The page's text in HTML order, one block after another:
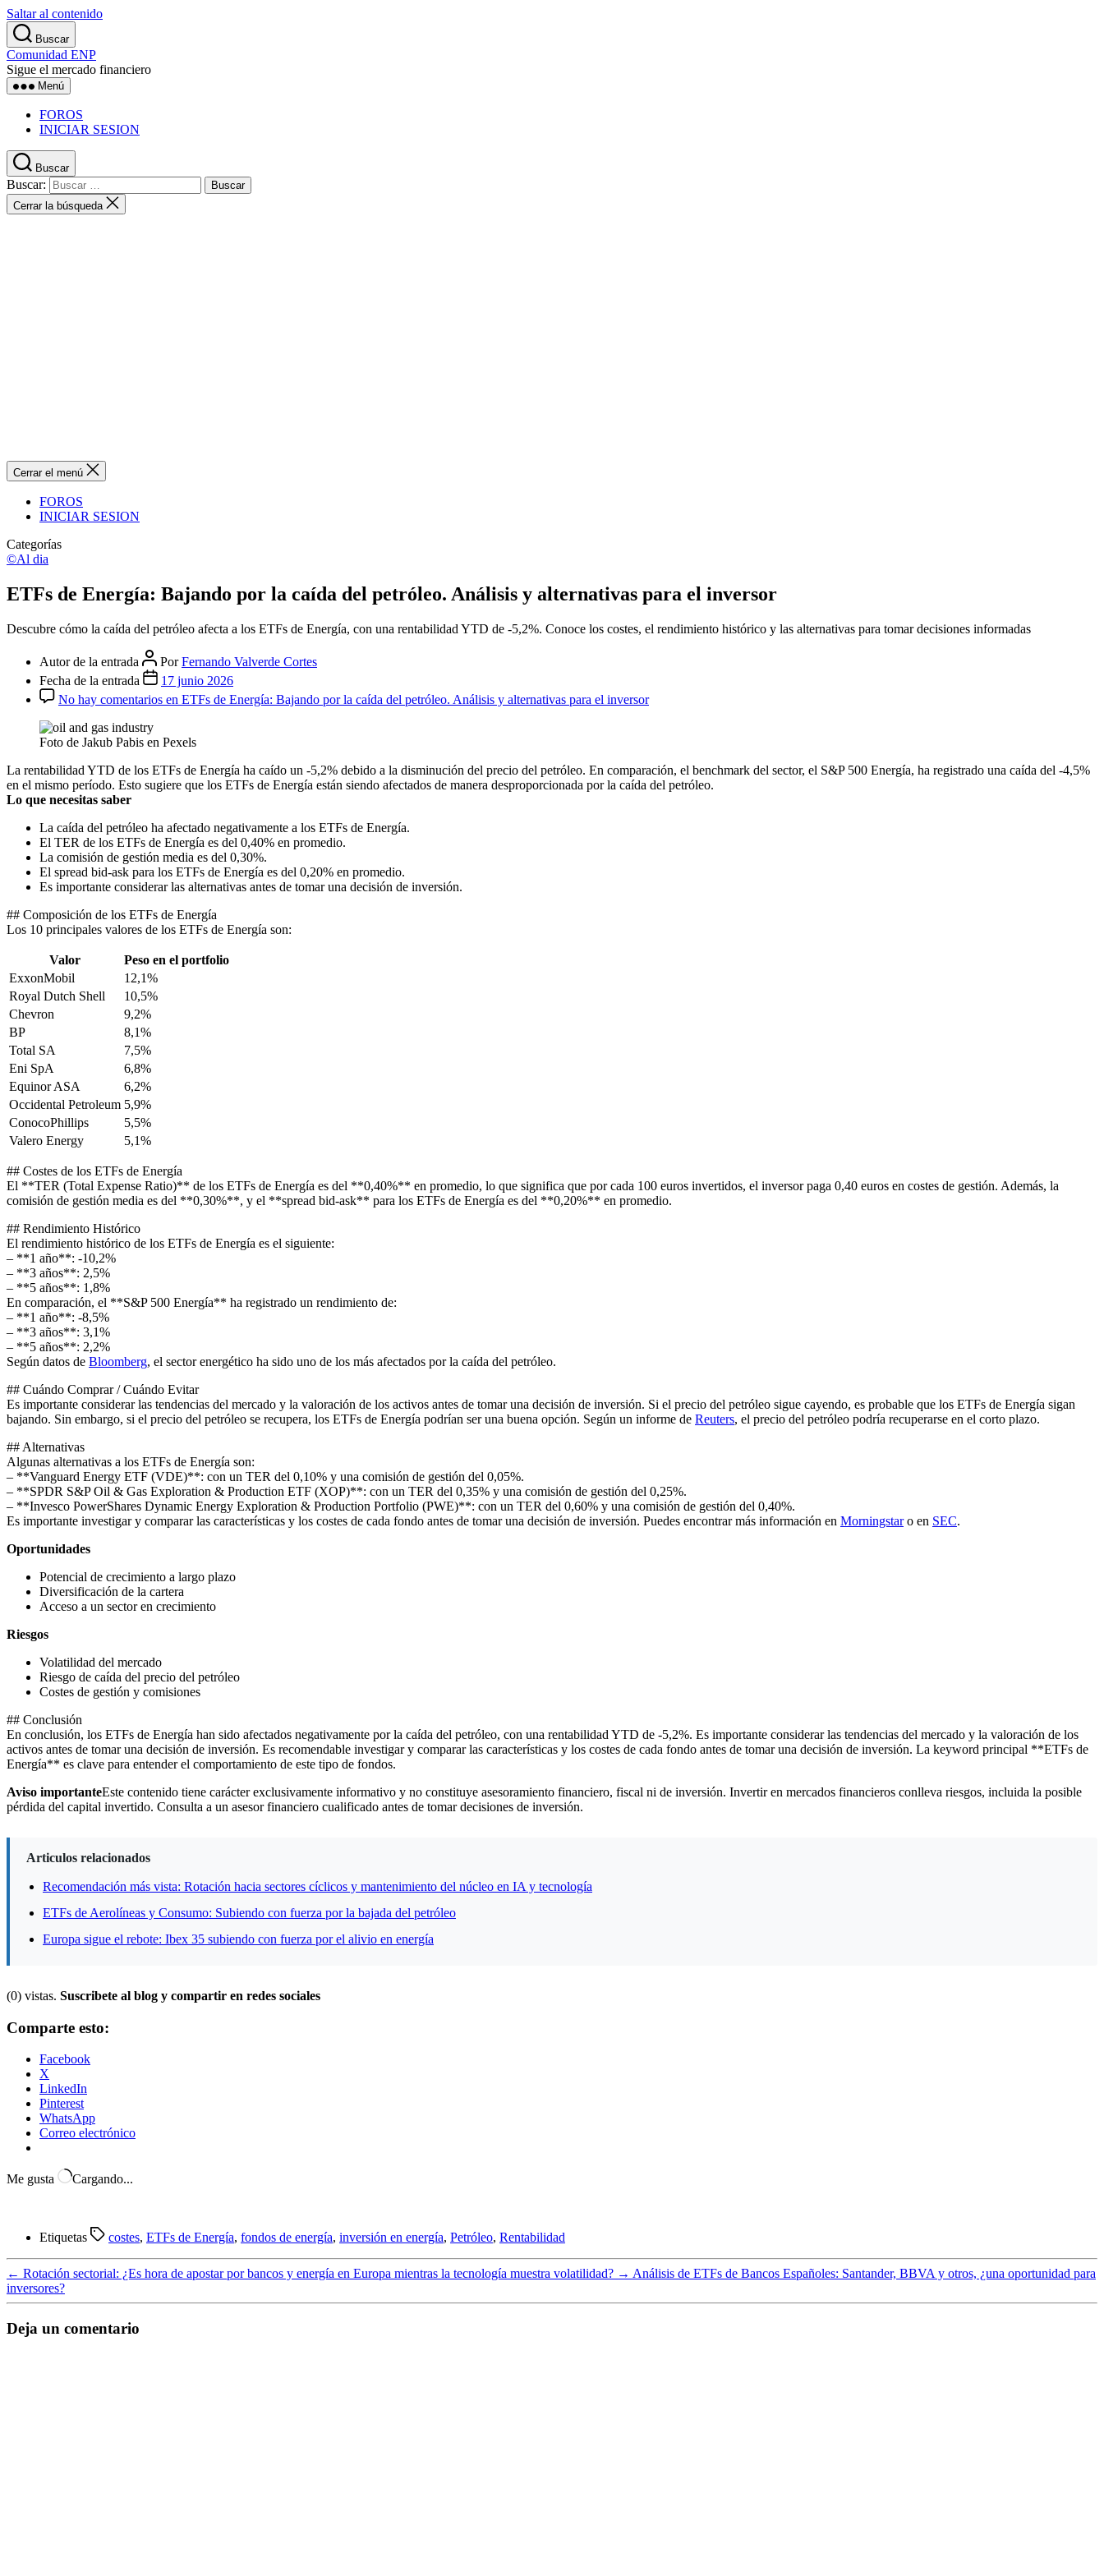
Saltar al contenido
Buscar
Comunidad ENP
Sigue el mercado financiero
Menú
FOROS
INICIAR SESION
Buscar
Buscar:
Cerrar la búsqueda
Cerrar el menú
FOROS
INICIAR SESION
Categorías
©Al dia
ETFs de Energía: Bajando por la caída del petróleo. Análisis y alternativas para el inversor
Descubre cómo la caída del petróleo afecta a los ETFs de Energía, con una rentabilidad YTD de -5,2%. Conoce los costes, el rendimiento histórico y las alternativas para tomar decisiones informadas
Autor de la entrada PorFernando Valverde Cortes
Fecha de la entrada
17 junio 2026
No hay comentarios en ETFs de Energía: Bajando por la caída del petróleo. Análisis y alternativas para el inversor
Foto de Jakub Pabis en Pexels
La rentabilidad YTD de los ETFs de Energía ha caído un -5,2% debido a la disminución del precio del petróleo. En comparación, el benchmark del sector, el S&P 500 Energía, ha registrado una caída del -4,5%
en el mismo período. Esto sugiere que los ETFs de Energía están siendo afectados de manera desproporcionada por la caída del petróleo.
Lo que necesitas saber
La caída del petróleo ha afectado negativamente a los ETFs de Energía.
El TER de los ETFs de Energía es del 0,40% en promedio.
La comisión de gestión media es del 0,30%.
El spread bid-ask para los ETFs de Energía es del 0,20% en promedio.
Es importante considerar las alternativas antes de tomar una decisión de inversión.
## Composición de los ETFs de Energía
Los 10 principales valores de los ETFs de Energía son:
Valor
Peso en el portfolio
ExxonMobil
12,1%
Royal Dutch Shell
10,5%
Chevron
9,2%
BP
8,1%
Total SA
7,5%
Eni SpA
6,8%
Equinor ASA
6,2%
Occidental Petroleum 5,9%
ConocoPhillips
5,5%
Valero Energy
5,1%
## Costes de los ETFs de Energía
El **TER (Total Expense Ratio)** de los ETFs de Energía es del **0,40%** en promedio, lo que significa que por cada 100 euros invertidos, el inversor paga 0,40 euros en costes de gestión. Además, la
comisión de gestión media es del **0,30%**, y el **spread bid-ask** para los ETFs de Energía es del **0,20%** en promedio.
## Rendimiento Histórico
El rendimiento histórico de los ETFs de Energía es el siguiente:
– **1 año**: -10,2%
– **3 años**: 2,5%
– **5 años**: 1,8%
En comparación, el **S&P 500 Energía** ha registrado un rendimiento de:
– **1 año**: -8,5%
– **3 años**: 3,1%
– **5 años**: 2,2%
Según datos de Bloomberg, el sector energético ha sido uno de los más afectados por la caída del petróleo.
## Cuándo Comprar / Cuándo Evitar
Es importante considerar las tendencias del mercado y la valoración de los activos antes de tomar una decisión de inversión. Si el precio del petróleo sigue cayendo, es probable que los ETFs de Energía sigan
bajando. Sin embargo, si el precio del petróleo se recupera, los ETFs de Energía podrían ser una buena opción. Según un informe de Reuters, el precio del petróleo podría recuperarse en el corto plazo.
## Alternativas
Algunas alternativas a los ETFs de Energía son:
– **Vanguard Energy ETF (VDE)**: con un TER del 0,10% y una comisión de gestión del 0,05%.
– **SPDR S&P Oil & Gas Exploration & Production ETF (XOP)**: con un TER del 0,35% y una comisión de gestión del 0,25%.
– **Invesco PowerShares Dynamic Energy Exploration & Production Portfolio (PWE)**: con un TER del 0,60% y una comisión de gestión del 0,40%.
Es importante investigar y comparar las características y los costes de cada fondo antes de tomar una decisión de inversión. Puedes encontrar más información en Morningstaro en SEC.
Oportunidades
Potencial de crecimiento a largo plazo
Diversificación de la cartera
Acceso a un sector en crecimiento
Riesgos
Volatilidad del mercado
Riesgo de caída del precio del petróleo
Costes de gestión y comisiones
## Conclusión
En conclusión, los ETFs de Energía han sido afectados negativamente por la caída del petróleo, con una rentabilidad YTD de -5,2%. Es importante considerar las tendencias del mercado y la valoración de los
activos antes de tomar una decisión de inversión. Es recomendable investigar y comparar las características y los costes de cada fondo antes de tomar una decisión de inversión. La keyword principal **ETFs de
Energía** es clave para entender el comportamiento de este tipo de fondos.
Aviso importanteEste contenido tiene carácter exclusivamente informativo y no constituye asesoramiento financiero, fiscal ni de inversión. Invertir en mercados financieros conlleva riesgos, incluida la posible
pérdida del capital invertido. Consulta a un asesor financiero cualificado antes de tomar decisiones de inversión.
Articulos relacionados
Recomendación más vista: Rotación hacia sectores cíclicos y mantenimiento del núcleo en IA y tecnología
ETFs de Aerolíneas y Consumo: Subiendo con fuerza por la bajada del petróleo
Europa sigue el rebote: Ibex 35 subiendo con fuerza por el alivio en energía
(0) vistas. Suscribete al blog y compartir en redes sociales
Comparte esto:
Facebook
X
LinkedIn
Pinterest
WhatsApp
Correo electrónico
Me gusta Cargando...
Etiquetas costes, ETFs de Energía, fondos de energía, inversión en energía, Petróleo, Rentabilidad
← Rotación sectorial: ¿Es hora de apostar por bancos y energía en Europa mientras la tecnología muestra volatilidad? → Análisis de ETFs de Bancos Españoles: Santander, BBVA y otros, ¿una oportunidad para
inversores?
Deja un comentario